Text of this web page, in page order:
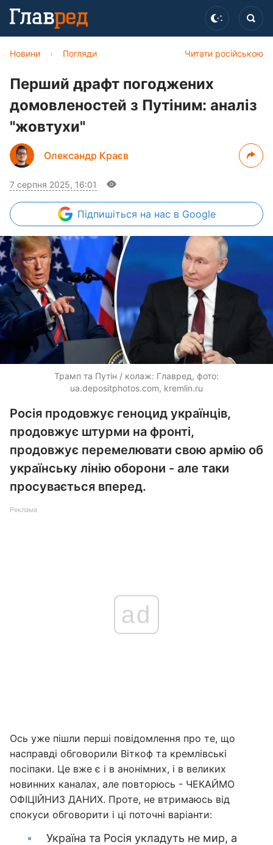
Читати російською
Новини › Погляди
Перший драфт погоджених
домовленостей з Путіним: аналіз
"жовтухи"
Олександр Краєв
7 серпня 2025, 16:01
Підпишіться на нас в Google
Трамп та Путін / колаж: Главред, фото:
ua.depositphotos.com, kremlin.ru
Росія продовжує геноцид українців,
продовжує штурми на фронті,
продовжує перемелювати свою армію об
українську лінію оборони - але таки
просувається вперед.
Реклама
ad
Ось уже пішли перші повідомлення про те, що
насправді обговорили Віткоф та кремлівські
посіпаки. Це вже є і в анонімних, і в великих
новинних каналах, але повторюсь - ЧЕКАЙМО
ОФІЦІЙНИЗ ДАНИХ. Проте, не втримаюсь від
спокуси обговорити і ці поточні варіанти:
Україна та Росія укладуть не мир, а